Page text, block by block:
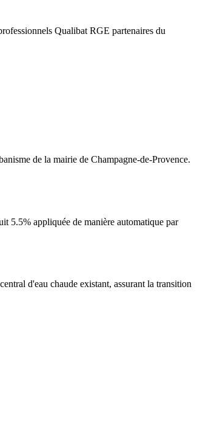
Qualibat RGE partenaires du
de la mairie de Champagne-de-Provence.
5.5% appliquée de manière automatique par
d'eau chaude existant, assurant la transition